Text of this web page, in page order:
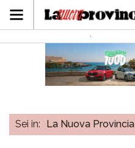
Sei in: La Nuova Provincia